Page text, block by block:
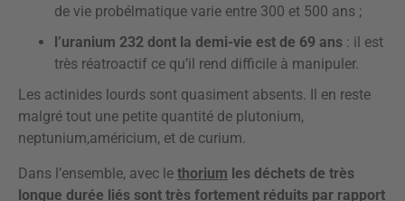
de vie probélmatique varie entre 300 et 500 ans ;
l’uranium 232 dont la demi-vie est de 69 ans : il est
très réatroactif ce qu’il rend difficile à manipuler.
Les actinides lourds sont quasiment absents. Il en reste
malgré tout une petite quantité de plutonium,
neptunium,américium, et de curium.
Dans l’ensemble, avec le thorium les déchets de très
longue durée liés sont très fortement réduits par rapport